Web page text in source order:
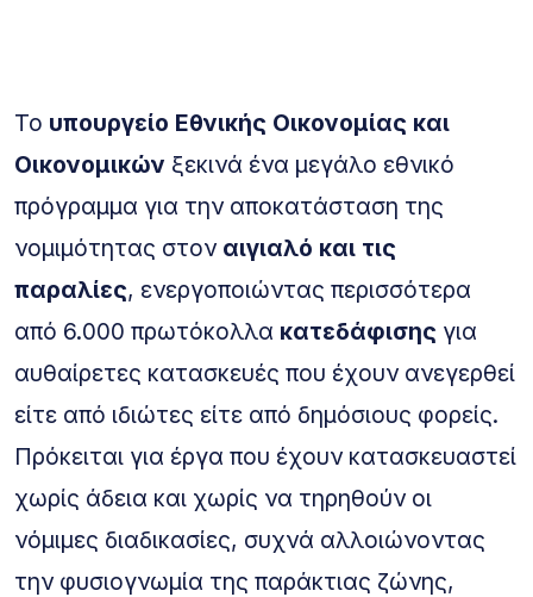
Το υπουργείο Εθνικής Οικονομίας και
Οικονομικών ξεκινά ένα μεγάλο εθνικό
πρόγραμμα για την αποκατάσταση της
νομιμότητας στον αιγιαλό και τις
παραλίες, ενεργοποιώντας περισσότερα
από 6.000 πρωτόκολλα κατεδάφισης για
αυθαίρετες κατασκευές που έχουν ανεγερθεί
είτε από ιδιώτες είτε από δημόσιους φορείς.
Πρόκειται για έργα που έχουν κατασκευαστεί
χωρίς άδεια και χωρίς να τηρηθούν οι
νόμιμες διαδικασίες, συχνά αλλοιώνοντας
την φυσιογνωμία της παράκτιας ζώνης,